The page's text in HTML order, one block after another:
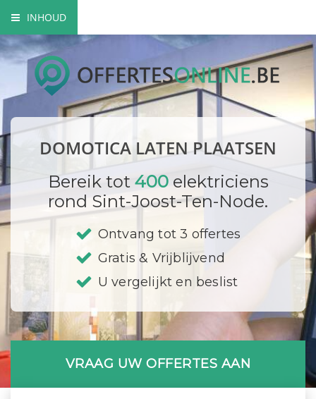
INHOUD
Wat is domotica?
Voordelen van domotica
Domotica toepassingen
Domotica opbouw
Bedrijf registreren
DOMOTICA LATEN PLAATSEN
Bereik tot 400elektriciens
rond Sint-Joost-Ten-Node.
Ontvang tot 3 offertes
Gratis & Vrijblijvend
U vergelijkt en beslist
VRAAG UW OFFERTES AAN